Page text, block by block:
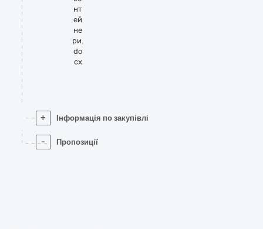
нт
ей
не
ри.
do
cx
+ Інформація по закупівлі
- Пропозиції